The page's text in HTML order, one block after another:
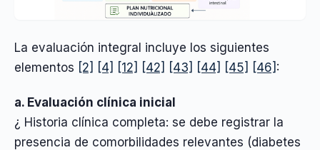
La evaluación integral incluye los siguientes
elementos [2] [4] [12] [42] [43] [44] [45] [46] :
a. Evaluación clínica inicial
¿ Historia clínica completa: se debe registrar la
presencia de comorbilidades relevantes (diabetes